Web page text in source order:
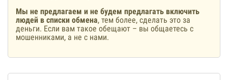
Мы не предлагаем и не будем предлагать включить
людей в списки обмена, тем более, сделать это за
деньги. Если вам такое обещают – вы общаетесь с
мошенниками, а не с нами.